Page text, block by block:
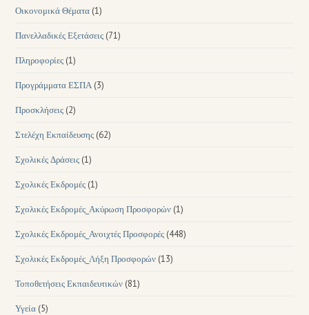
Οικονομικά Θέματα (1)
Πανελλαδικές Εξετάσεις (71)
Πληροφορίες (1)
Προγράμματα ΕΣΠΑ (3)
Προσκλήσεις (2)
Στελέχη Εκπαίδευσης (62)
Σχολικές Δράσεις (1)
Σχολικές Εκδρομές (1)
Σχολικές Εκδρομές_Ακύρωση Προσφορών (1)
Σχολικές Εκδρομές_Ανοιχτές Προσφορές (448)
Σχολικές Εκδρομές_Λήξη Προσφορών (13)
Τοποθετήσεις Εκπαιδευτικών (81)
Υγεία (5)